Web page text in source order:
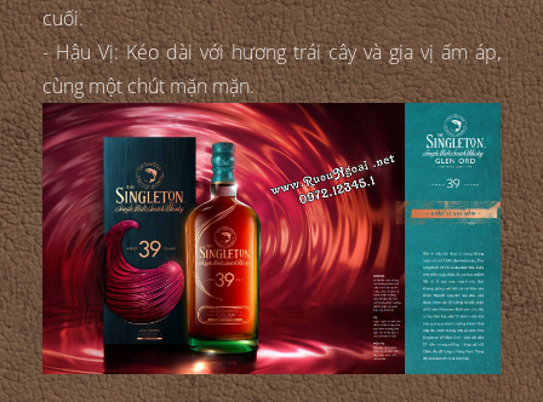
cuối.
- Hậu Vị: Kéo dài với hương trái cây và gia vị ấm áp,
cùng một chút mặn mặn.